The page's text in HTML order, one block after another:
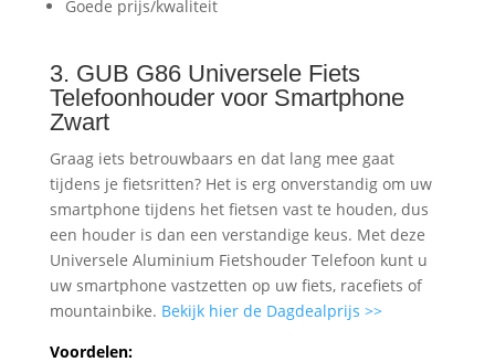
Goede prijs/kwaliteit
3. GUB G86 Universele Fiets
Telefoonhouder voor Smartphone
Zwart
Graag iets betrouwbaars en dat lang mee gaat
tijdens je fietsritten? Het is erg onverstandig om uw
smartphone tijdens het fietsen vast te houden, dus
een houder is dan een verstandige keus. Met deze
Universele Aluminium Fietshouder Telefoon kunt u
uw smartphone vastzetten op uw fiets, racefiets of
mountainbike. Bekijk hier de Dagdealprijs >>
Voordelen: